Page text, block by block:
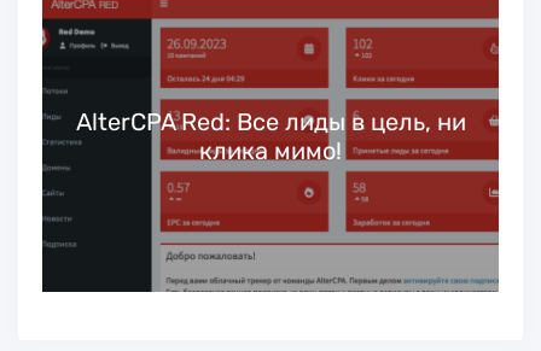
AlterCPA Red: Все лиды в цель, ни
клика мимо!